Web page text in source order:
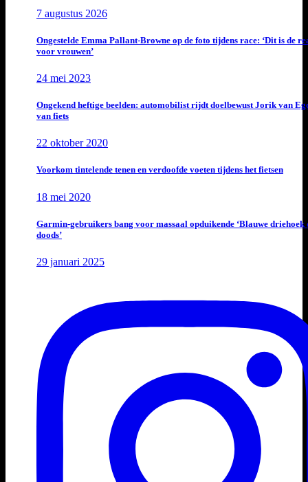
7 augustus 2026
Ongestelde Emma Pallant-Browne op de foto tijdens race: ‘Dit is de
voor vrouwen’
24 mei 2023
Ongekend heftige beelden: automobilist rijdt doelbewust Jorik van
van fiets
22 oktober 2020
Voorkom tintelende tenen en verdoofde voeten tijdens het fietsen
18 mei 2020
Garmin-gebruikers bang voor massaal opduikende ‘Blauwe driehoek
doods’
29 januari 2025